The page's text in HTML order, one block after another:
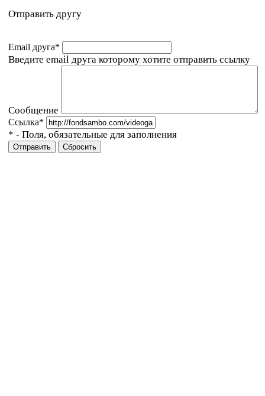
Отправить другу
Email друга*
Введите email друга которому хотите отправить ссылку
Сообщение
Ссылка*
* - Поля, обязательные для заполнения